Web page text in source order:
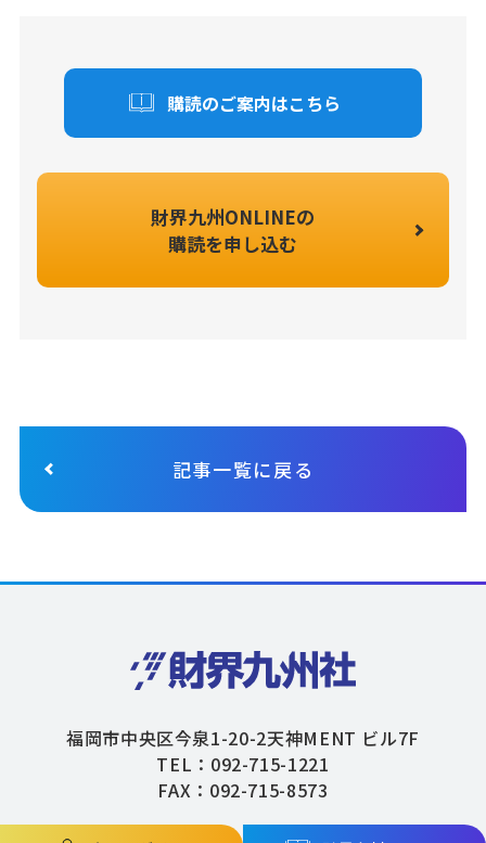
購読のご案内はこちら
財界九州ONLINEの
購読を申し込む
記事一覧に戻る
福岡市中央区今泉1-20-2天神MENT ビル7F
TEL：092-715-1221
FAX：092-715-8573